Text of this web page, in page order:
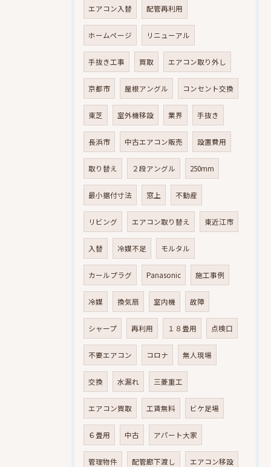
エアコン入替 配管再利用
ホームページ リニューアル
手抜き工事 買取 エアコン取り外し
京都市 屋根アングル コンセント交換
東芝 室外機移設 業界 手抜き
長浜市 中古エアコン販売 設置費用
取り替え ２段アングル 250mm
最小据付寸法 窓上 不動産
リビング エアコン取り替え 東近江市
入替 冷媒不足 モルタル
カールプラグ Panasonic 施工事例
冷媒 換気扇 室内機 故障
シャープ 再利用 １８畳用 点検口
不要エアコン コロナ 無人現場
交換 水漏れ 三菱重工
エアコン買取 工賃無料 ビケ足場
６畳用 中古 アパート大家
管理物件 配管廊下渡し エアコン移設